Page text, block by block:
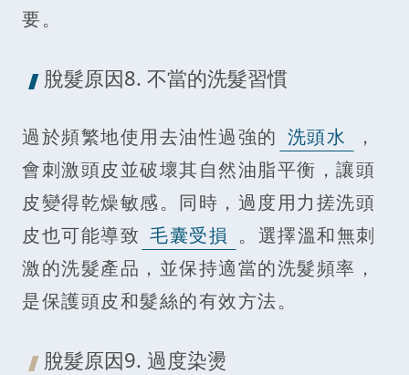
要。
脫髮原因8. 不當的洗髮習慣
過於頻繁地使用去油性過強的 洗頭水
，
會刺激頭皮並破壞其自然油脂平衡，讓頭
皮變得乾燥敏感。同時，過度用力搓洗頭
皮也可能導致 毛囊受損 。選擇溫和無刺
激的洗髮產品，並保持適當的洗髮頻率，
是保護頭皮和髮絲的有效方法。
脫髮原因9. 過度染燙